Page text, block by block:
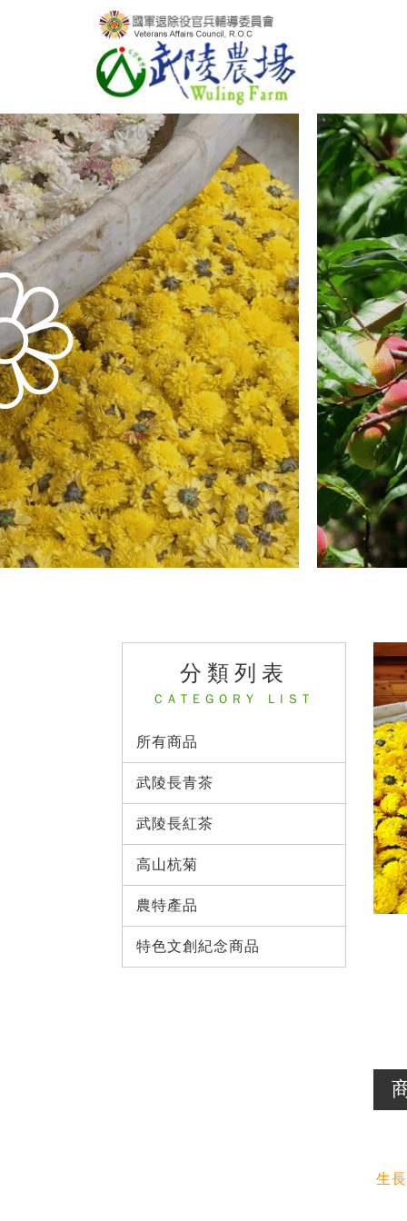
分類列表
CATEGORY LIST
所有商品
武陵長青茶
武陵長紅茶
高山杭菊
農特產品
特色文創紀念商品
生